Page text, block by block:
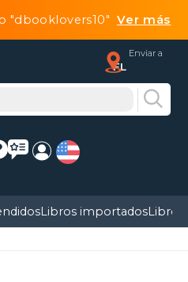
"dbooklovers10"Ver más
Enviar a
FL
Libros importadosLibros